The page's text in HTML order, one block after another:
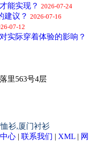
能实现？ 2026-07-24
建议？ 2026-07-16
07-12
实际穿着体验的影响？
里563号4层
衫,厦门衬衫
心 | 联系我们 | XML | 网